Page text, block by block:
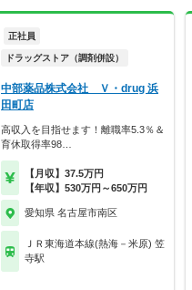
正社員
ドラッグストア（調剤併設）
中部薬品株式会社 Ｖ・drug 浜
田町店
高収入を目指せます！離職率5.3％＆
育休取得率98…
【月収】37.5万円
【年収】530万円～650万円
愛知県 名古屋市南区
ＪＲ東海道本線(熱海－米原) 笠
寺駅